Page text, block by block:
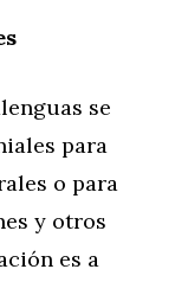
se
para
o para
y otros
es a